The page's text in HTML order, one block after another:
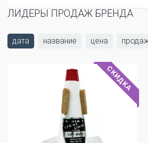
ЛИДЕРЫ ПРОДАЖ БРЕНДА
дата название цена
СКИДКА